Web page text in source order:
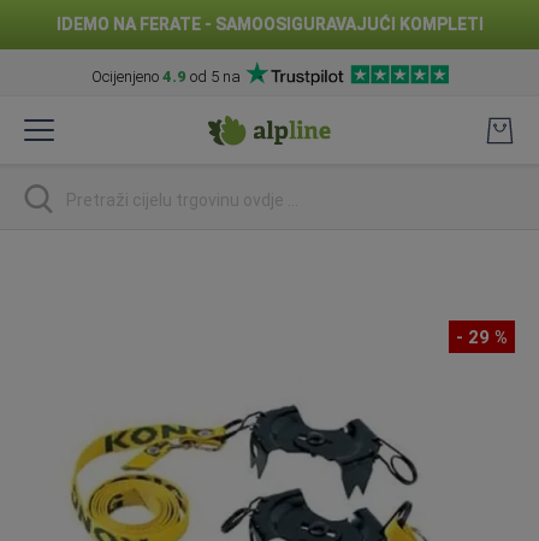
IDEMO NA FERATE - SAMOOSIGURAVAJUĆI KOMPLETI
Ocijenjeno 4.9 od 5 na
na
traži
gallery
- 29 %